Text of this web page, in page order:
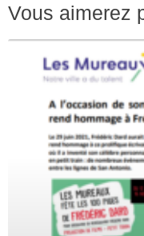
Vous aimerez